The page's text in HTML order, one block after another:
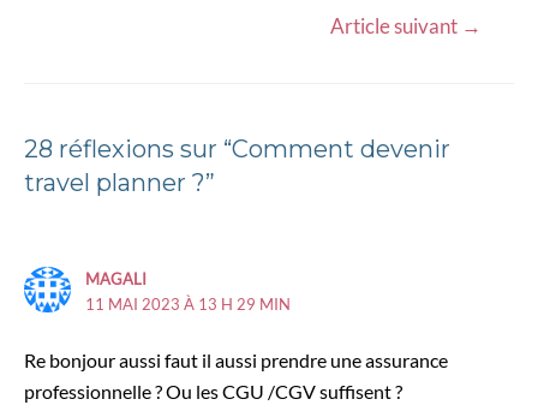
Article suivant →
28 réflexions sur “Comment devenir
travel planner ?”
MAGALI
11 MAI 2023 À 13 H 29 MIN
Re bonjour aussi faut il aussi prendre une assurance
professionnelle ? Ou les CGU /CGV suffisent ?